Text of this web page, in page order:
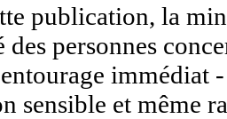
publication, la
personnes
immédiat
sensible et même